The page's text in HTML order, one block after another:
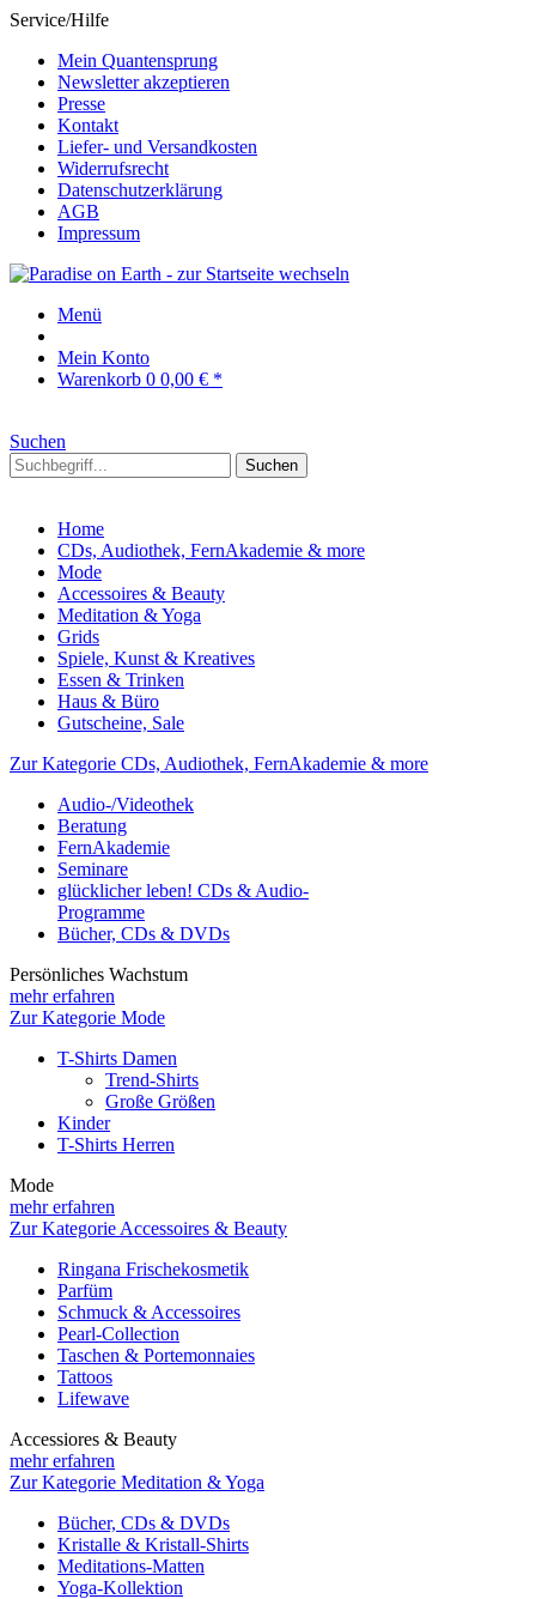
Service/Hilfe
Mein Quantensprung
Newsletter akzeptieren
Presse
Kontakt
Liefer- und Versandkosten
Widerrufsrecht
Datenschutzerklärung
AGB
Impressum
Menü
Mein Konto
Warenkorb 0 0,00 € *
Suchen
Suchen
Home
CDs, Audiothek, FernAkademie & more
Mode
Accessoires & Beauty
Meditation & Yoga
Grids
Spiele, Kunst & Kreatives
Essen & Trinken
Haus & Büro
Gutscheine, Sale
Zur Kategorie CDs, Audiothek, FernAkademie & more
Audio-/Videothek
Beratung
FernAkademie
Seminare
glücklicher leben! CDs & Audio-
Programme
Bücher, CDs & DVDs
Persönliches Wachstum
mehr erfahren
Zur Kategorie Mode
T-Shirts Damen
Trend-Shirts
Große Größen
Kinder
T-Shirts Herren
Mode
mehr erfahren
Zur Kategorie Accessoires & Beauty
Ringana Frischekosmetik
Parfüm
Schmuck & Accessoires
Pearl-Collection
Taschen & Portemonnaies
Tattoos
Lifewave
Accessiores & Beauty
mehr erfahren
Zur Kategorie Meditation & Yoga
Bücher, CDs & DVDs
Kristalle & Kristall-Shirts
Meditations-Matten
Yoga-Kollektion